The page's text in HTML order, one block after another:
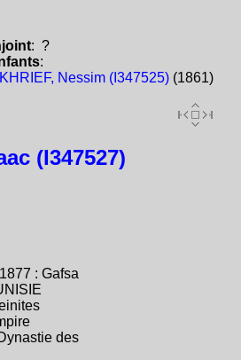
: ?
:
KHRIEF, Nessim (I347525)(1861)
(I347527)
: Gafsa
des